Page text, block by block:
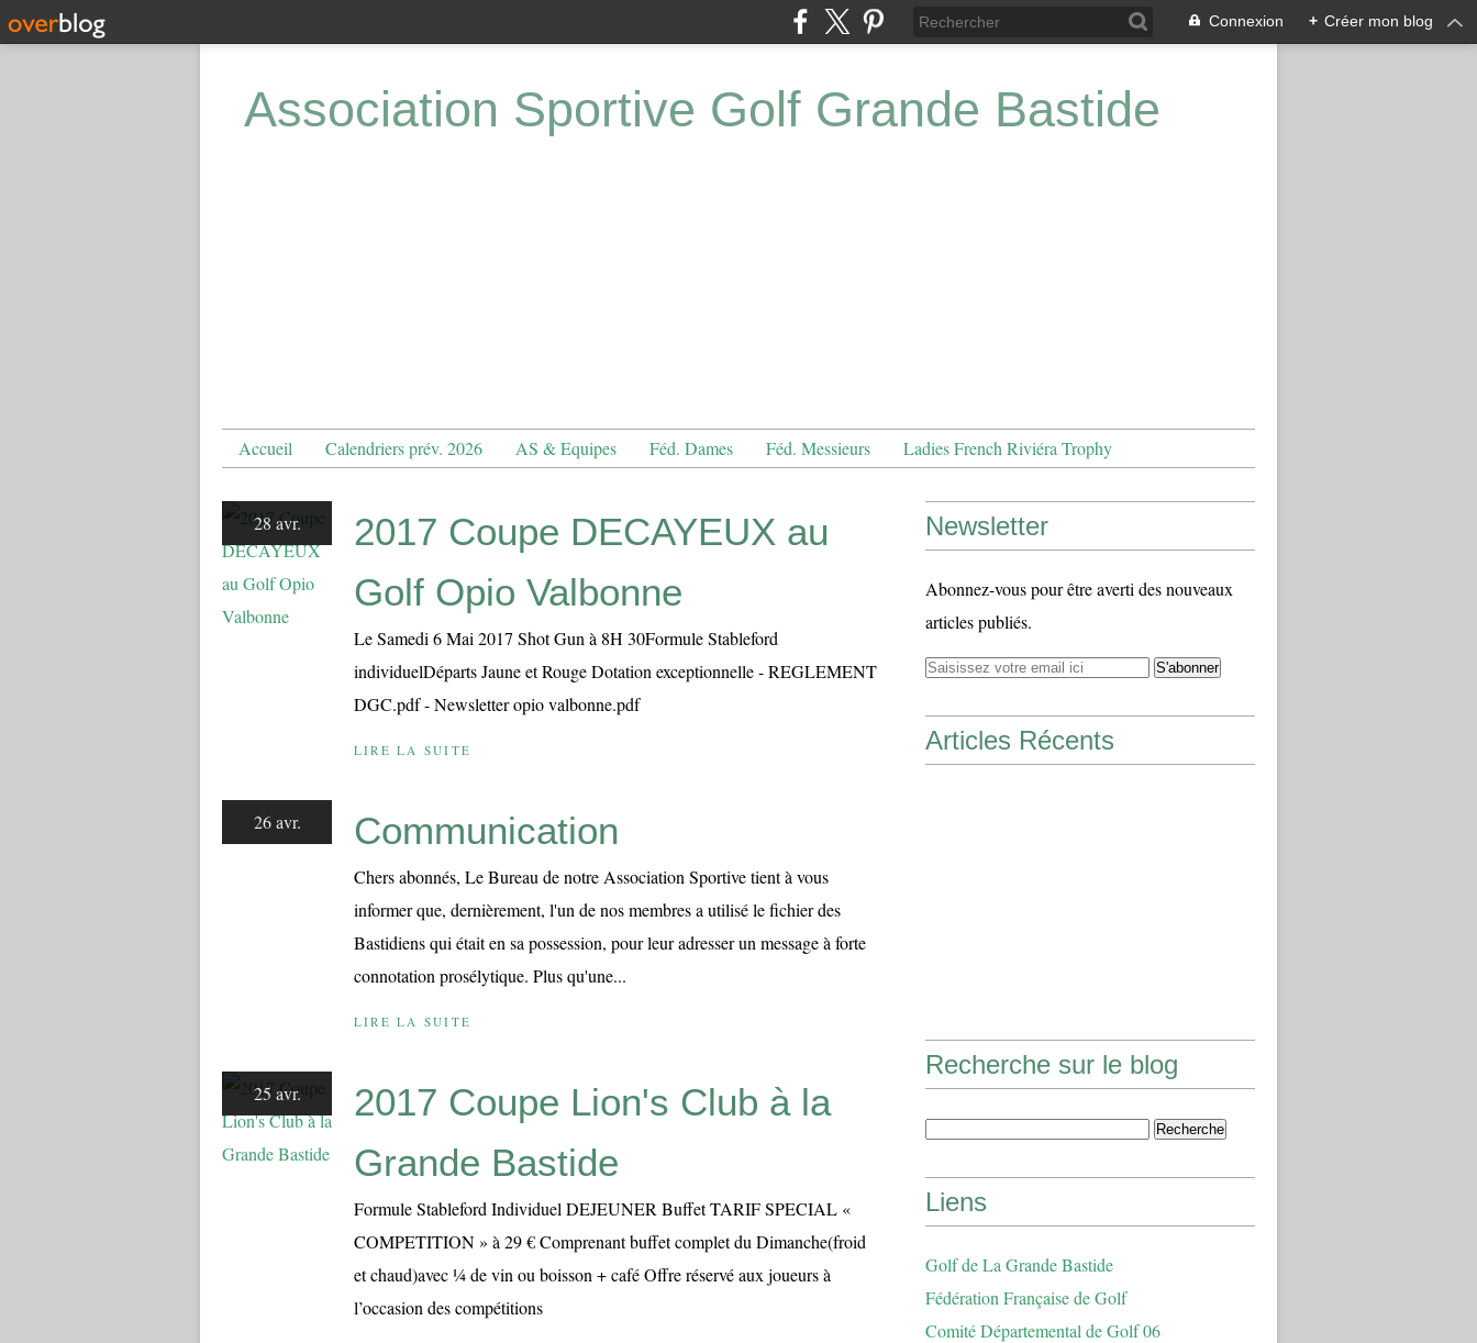
Connexion + Créer mon blog
Association Sportive Golf Grande Bastide
Accueil Calendriers prév. 2026 AS & Equipes Féd. Dames Féd. Messieurs Ladies French Riviéra Trophy
28 avr.
2017 Coupe DECAYEUX au
Golf Opio Valbonne
Le Samedi 6 Mai 2017 Shot Gun à 8H 30Formule Stableford
individuelDéparts Jaune et Rouge Dotation exceptionnelle - REGLEMENT
DGC.pdf - Newsletter opio valbonne.pdf
LIRE LA SUITE
26 avr. Communication
Chers abonnés, Le Bureau de notre Association Sportive tient à vous
informer que, dernièrement, l'un de nos membres a utilisé le fichier des
Bastidiens qui était en sa possession, pour leur adresser un message à forte
connotation prosélytique. Plus qu'une...
LIRE LA SUITE
25 avr.
2017 Coupe Lion's Club à la
Grande Bastide
Formule Stableford Individuel DEJEUNER Buffet TARIF SPECIAL «
COMPETITION » à 29 € Comprenant buffet complet du Dimanche(froid
et chaud)avec ¼ de vin ou boisson + café Offre réservé aux joueurs à
l’occasion des compétitions
Newsletter
Abonnez-vous pour être averti des nouveaux
articles publiés.
Articles Récents
Recherche sur le blog
Liens
Golf de La Grande Bastide
Fédération Française de Golf
Comité Départemental de Golf 06